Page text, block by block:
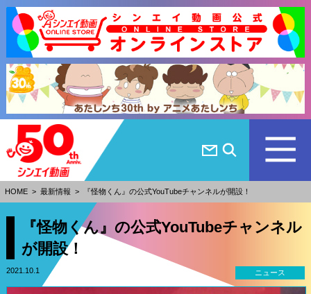
HOME > 最新情報 > 『怪物くん』の公式YouTubeチャンネルが開設！
『怪物くん』の公式YouTubeチャンネル
が開設！
2021.10.1 ニュース